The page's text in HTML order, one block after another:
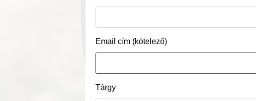
Email cím (kötelező)
Tárgy